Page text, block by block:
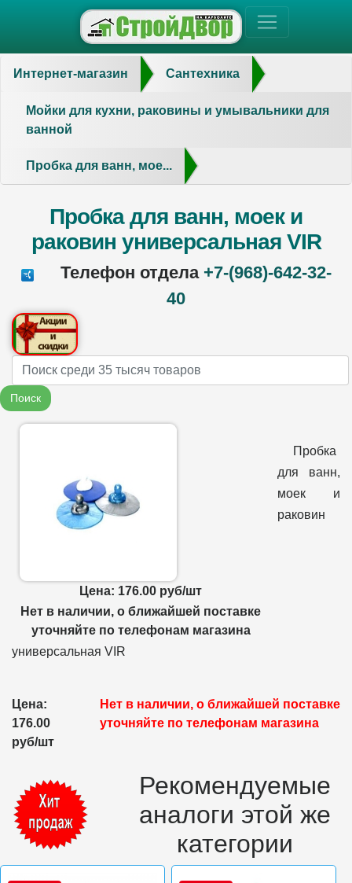
Интернет-магазин Сантехника
Мойки для кухни, раковины и умывальники для
ванной
Пробка для ванн, мое...
Пробка для ванн, моек и
раковин универсальная VIR
Телефон отдела +7-(968)-642-32-
40
Name
Поиск
Цена: 176.00 руб/шт
Нет в наличии, о ближайшей поставке
уточняйте по телефонам магазина
Пробка
для ванн,
моек и
раковин
универсальная VIR
Цена:
176.00
руб/шт
Нет в наличии, о ближайшей поставке
уточняйте по телефонам магазина
Рекомендуемые
аналоги этой же
категории